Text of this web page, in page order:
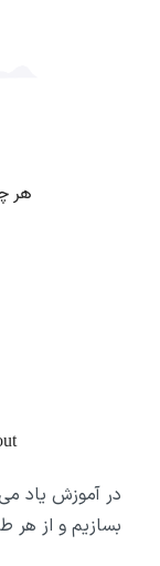
در آموزش یاد
بسازیم و از